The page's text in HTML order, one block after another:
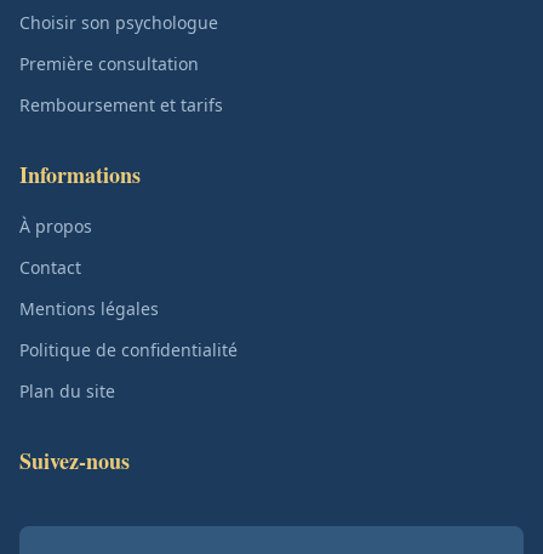
Choisir son psychologue
Première consultation
Remboursement et tarifs
Informations
À propos
Contact
Mentions légales
Politique de confidentialité
Plan du site
Suivez-nous